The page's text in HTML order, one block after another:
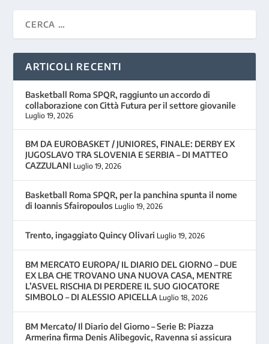
ARTICOLI RECENTI
Basketball Roma SPQR, raggiunto un accordo di
collaborazione con Città Futura per il settore giovanile
Luglio 19, 2026
BM DA EUROBASKET / JUNIORES, FINALE: DERBY EX
JUGOSLAVO TRA SLOVENIA E SERBIA – DI MATTEO
CAZZULANI Luglio 19, 2026
Basketball Roma SPQR, per la panchina spunta il nome
di Ioannis Sfairopoulos Luglio 19, 2026
Trento, ingaggiato Quincy Olivari Luglio 19, 2026
BM MERCATO EUROPA/ IL DIARIO DEL GIORNO – DUE
EX LBA CHE TROVANO UNA NUOVA CASA, MENTRE
L’ASVEL RISCHIA DI PERDERE IL SUO GIOCATORE
SIMBOLO – DI ALESSIO APICELLA Luglio 18, 2026
BM Mercato/ Il Diario del Giorno – Serie B: Piazza
Armerina firma Denis Alibegovic, Ravenna si assicura